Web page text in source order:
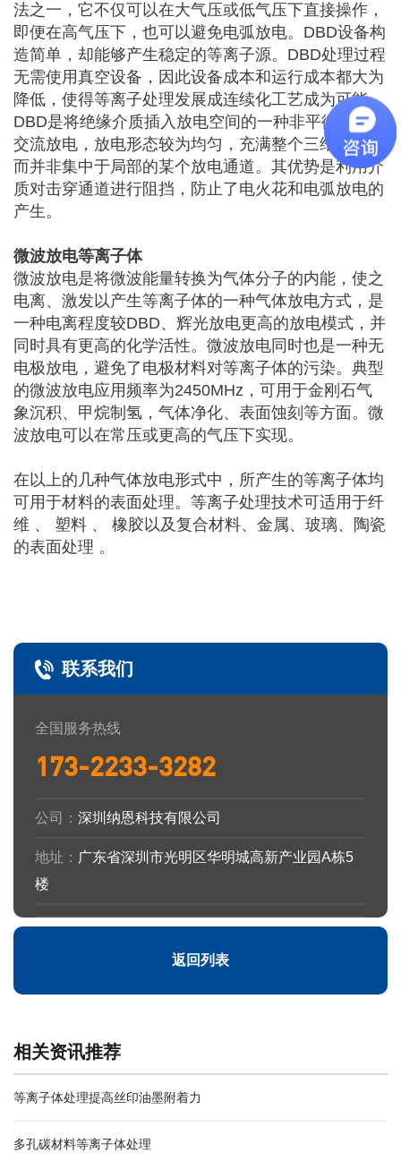
法之一，它不仅可以在大气压或低气压下直接操作，
即便在高气压下，也可以避免电弧放电。DBD设备构
造简单，却能够产生稳定的等离子源。DBD处理过程
无需使用真空设备，因此设备成本和运行成本都大为
降低，使得等离子处理发展成连续化工艺成为可能。
DBD是将绝缘介质插入放电空间的一种非平衡态气体
交流放电，放电形态较为均匀，充满整个三维空间，
而并非集中于局部的某个放电通道。其优势是利用介
质对击穿通道进行阻挡，防止了电火花和电弧放电的
产生。
微波放电等离子体
微波放电是将微波能量转换为气体分子的内能，使之
电离、激发以产生等离子体的一种气体放电方式，是
一种电离程度较DBD、辉光放电更高的放电模式，并
同时具有更高的化学活性。微波放电同时也是一种无
电极放电，避免了电极材料对等离子体的污染。典型
的微波放电应用频率为2450MHz，可用于金刚石气
象沉积、甲烷制氢，气体净化、表面蚀刻等方面。微
波放电可以在常压或更高的气压下实现。
在以上的几种气体放电形式中，所产生的等离子体均
可用于材料的表面处理。等离子处理技术可适用于纤
维 、 塑料 、 橡胶以及复合材料、金属、玻璃、陶瓷
的表面处理 。
联系我们
全国服务热线
173-2233-3282
公司： 深圳纳恩科技有限公司
地址： 广东省深圳市光明区华明城高新产业园A栋5
楼
返回列表
相关资讯推荐
等离子体处理提高丝印油墨附着力
多孔碳材料等离子体处理